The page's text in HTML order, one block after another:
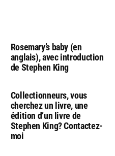
Rosemary’s baby (en
anglais), avec introduction
de Stephen King
Collectionneurs, vous
cherchez un livre, une
édition d’un livre de
Stephen King? Contactez-
moi